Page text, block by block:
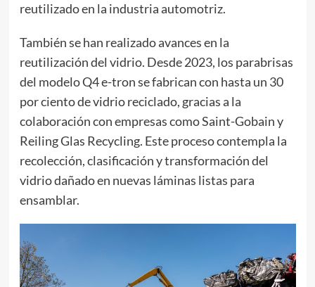
reutilizado en la industria automotriz.
También se han realizado avances en la
reutilización del vidrio. Desde 2023, los parabrisas
del modelo Q4 e-tron se fabrican con hasta un 30
por ciento de vidrio reciclado, gracias a la
colaboración con empresas como Saint-Gobain y
Reiling Glas Recycling. Este proceso contempla la
recolección, clasificación y transformación del
vidrio dañado en nuevas láminas listas para
ensamblar.